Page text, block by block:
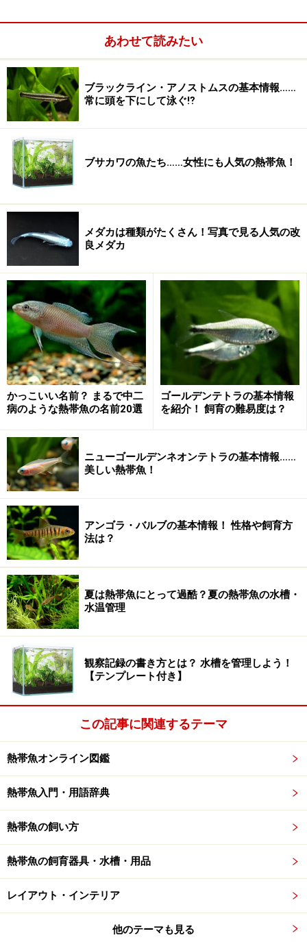
はありません。
あわせて読みたい
ブラックライン・アノストムスの基本情報……
常に頭を下にして泳ぐ⁉
ブサカワの魚たち……女性にも人気の熱帯魚！
メダカは種類がたくさん！写真で見る人気の改
良メダカ
かっこいい名前？ まるで中二
病のような熱帯魚の名前20選
ゴールデンテトラの基本情報
を紹介！ 飼育の難易度は？
ニューゴールデンネオンテトラの基本情報……
美しい熱帯魚！
アンゴラ・バルブの基本情報！ 性格や飼育方
法は？
夏は熱帯魚にとって過酷？夏の熱帯魚の水槽・
水温管理
観察記録の書き方とは？ 水槽を管理しよう！
【テンプレート付き】
この記事に関連するテーマ
熱帯魚オンライン図鑑
熱帯魚入門・用語辞典
熱帯魚の飼い方
熱帯魚の飼育器具・水槽・用品
レイアウト・インテリア
他のテーマも見る